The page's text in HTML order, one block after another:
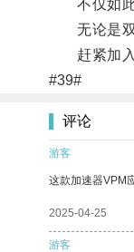
不仅如此
无论是双
赶紧加入
#39#
评论
游客
这款加速器VPM
2025-04-25
游客